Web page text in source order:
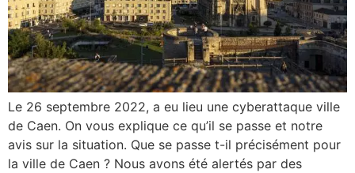
Le 26 septembre 2022, a eu lieu une cyberattaque ville
de Caen. On vous explique ce qu’il se passe et notre
avis sur la situation. Que se passe t-il précisément pour
la ville de Caen ? Nous avons été alertés par des